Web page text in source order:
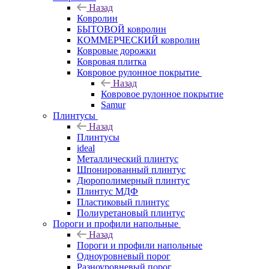
Назад
Ковролин
БЫТОВОЙ ковролин
КОММЕРЧЕСКИЙ ковролин
Ковровые дорожки
Ковровая плитка
Ковровое рулонное покрытие
Назад
Ковровое рулонное покрытие
Samur
Плинтусы
Назад
Плинтусы
ideal
Металлический плинтус
Шпонированный плинтус
Дюрополимерный плинтус
Плинтус МДФ
Пластиковый плинтус
Полиуретановый плинтус
Пороги и профили напольные
Назад
Пороги и профили напольные
Одноуровневый порог
Разноуровневый порог